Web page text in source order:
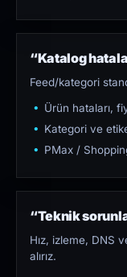
“Katalog
Feed/kategori
Ürün hataları,
Kategori ve
PMax /
“Teknik
Hız, izleme, DNS
alırız.